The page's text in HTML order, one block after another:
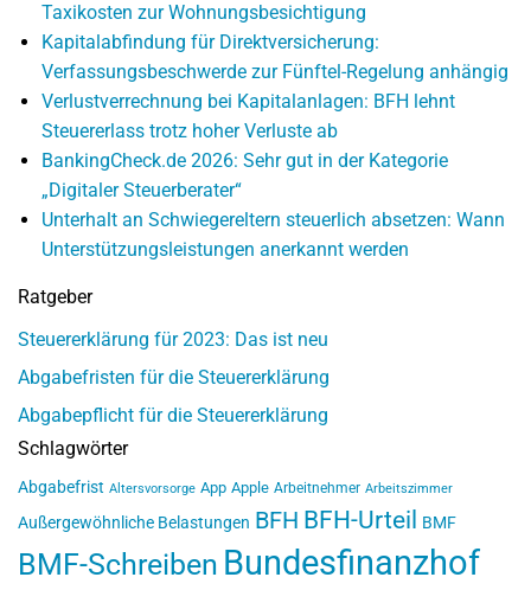
Taxikosten zur Wohnungsbesichtigung
Kapitalabfindung für Direktversicherung:
Verfassungsbeschwerde zur Fünftel-Regelung anhängig
Verlustverrechnung bei Kapitalanlagen: BFH lehnt
Steuererlass trotz hoher Verluste ab
BankingCheck.de 2026: Sehr gut in der Kategorie
„Digitaler Steuerberater“
Unterhalt an Schwiegereltern steuerlich absetzen: Wann
Unterstützungsleistungen anerkannt werden
Ratgeber
Steuererklärung für 2023: Das ist neu
Abgabefristen für die Steuererklärung
Abgabepflicht für die Steuererklärung
Schlagwörter
Abgabefrist Altersvorsorge App Apple Arbeitnehmer Arbeitszimmer
Außergewöhnliche Belastungen BFH BFH-Urteil BMF
BMF-Schreiben Bundesfinanzhof